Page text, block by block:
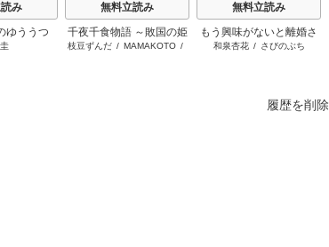
み
ゆううつ
無料立読み
千夜千食物語 ～敗国の姫
ですが氷の皇子殿下がど
枝豆ずんだ/ MAMAKOTO/
無料立読み
もう興味がないと離婚さ
れた令嬢の意外と楽しい
和泉杏花/ さびのぶち
履歴を削除